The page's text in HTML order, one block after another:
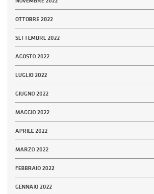
OTTOBRE 2022
SETTEMBRE 2022
AGOSTO 2022
LUGLIO 2022
GIUGNO 2022
MAGGIO 2022
APRILE 2022
MARZO 2022
FEBBRAIO 2022
GENNAIO 2022